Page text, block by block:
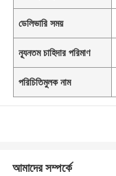
ডেলিভারি সময়
ন্যূনতম চাহিদার পরিমাণ
পরিচিতিমুলক নাম
আমাদের সম্পর্কে